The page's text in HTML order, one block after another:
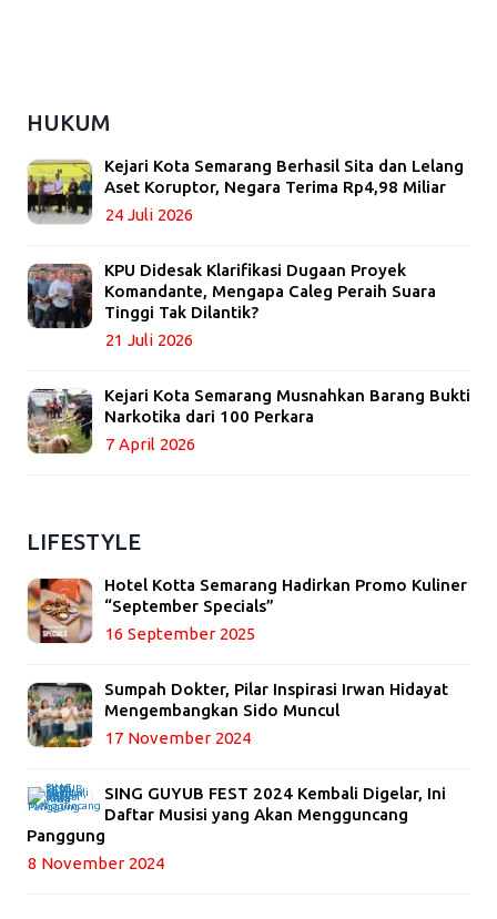
HUKUM
Kejari Kota Semarang Berhasil Sita dan Lelang
Aset Koruptor, Negara Terima Rp4,98 Miliar
24 Juli 2026
KPU Didesak Klarifikasi Dugaan Proyek
Komandante, Mengapa Caleg Peraih Suara
Tinggi Tak Dilantik?
21 Juli 2026
Kejari Kota Semarang Musnahkan Barang Bukti
Narkotika dari 100 Perkara
7 April 2026
LIFESTYLE
Hotel Kotta Semarang Hadirkan Promo Kuliner
“September Specials”
16 September 2025
Sumpah Dokter, Pilar Inspirasi Irwan Hidayat
Mengembangkan Sido Muncul
17 November 2024
SING GUYUB FEST 2024 Kembali Digelar, Ini
Daftar Musisi yang Akan Mengguncang
Panggung
8 November 2024